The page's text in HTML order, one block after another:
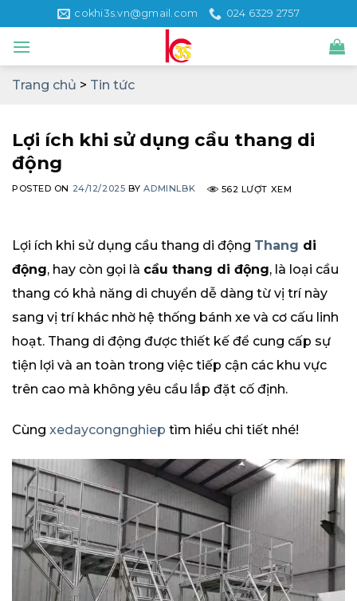
to
content
cokhi3s.vn@gmail.com 024 6329 2757
Trang chủ > Tin tức
Lợi ích khi sử dụng cầu thang di
động
POSTED ON 24/12/2025 BYADMINLBK 562 LƯỢT XEM
Lợi ích khi sử dụng cầu thang di động Thang di
động, hay còn gọi là cầu thang di động, là loại cầu
thang có khả năng di chuyển dễ dàng từ vị trí này
sang vị trí khác nhờ hệ thống bánh xe và cơ cấu linh
hoạt. Thang di động được thiết kế để cung cấp sự
tiện lợi và an toàn trong việc tiếp cận các khu vực
trên cao mà không yêu cầu lắp đặt cố định.
Cùng xedaycongnghiep tìm hiểu chi tiết nhé!